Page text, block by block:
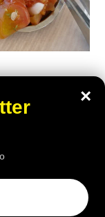
nesta
ainda
à Guia”
×